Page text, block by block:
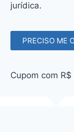
jurídica.
PRECISO ME
Cupom com